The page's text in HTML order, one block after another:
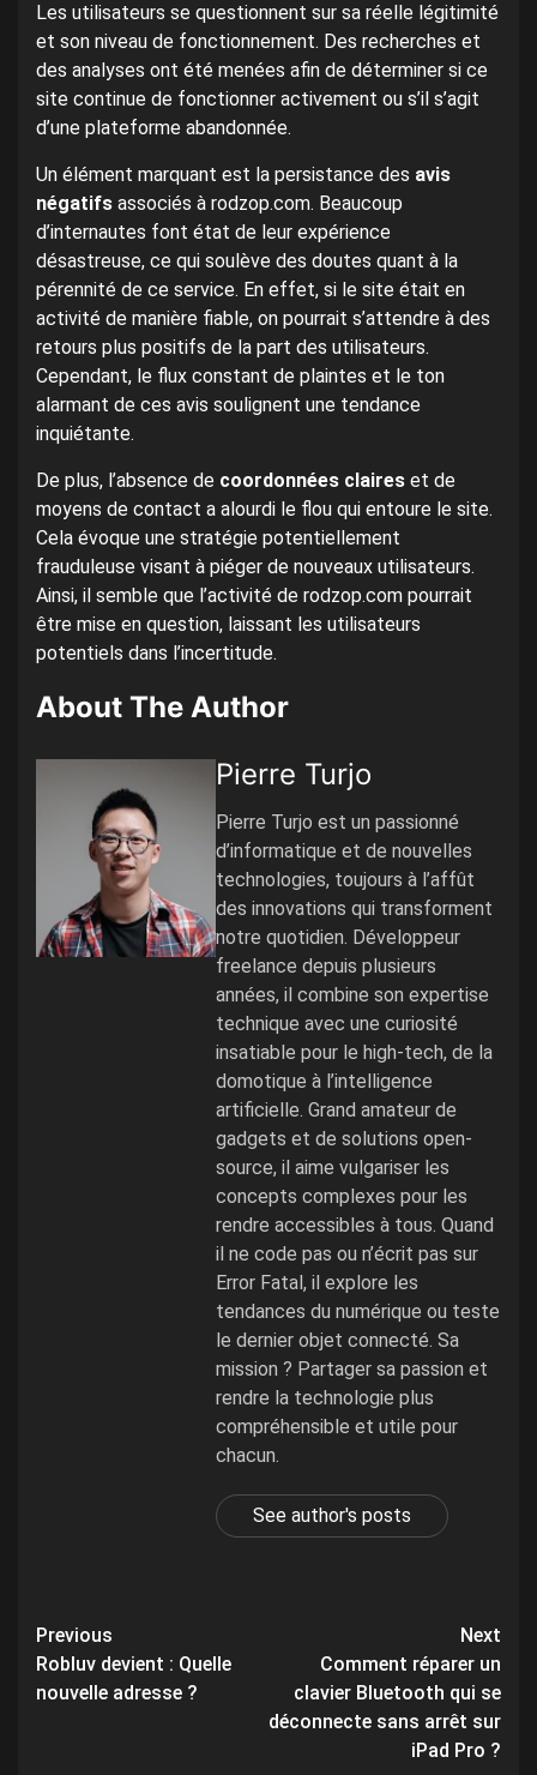
Les utilisateurs se questionnent sur sa réelle légitimité
et son niveau de fonctionnement. Des recherches et
des analyses ont été menées afin de déterminer si ce
site continue de fonctionner activement ou s’il s’agit
d’une plateforme abandonnée.
Un élément marquant est la persistance des avis
négatifs associés à rodzop.com. Beaucoup
d’internautes font état de leur expérience
désastreuse, ce qui soulève des doutes quant à la
pérennité de ce service. En effet, si le site était en
activité de manière fiable, on pourrait s’attendre à des
retours plus positifs de la part des utilisateurs.
Cependant, le flux constant de plaintes et le ton
alarmant de ces avis soulignent une tendance
inquiétante.
De plus, l’absence de coordonnées claires et de
moyens de contact a alourdi le flou qui entoure le site.
Cela évoque une stratégie potentiellement
frauduleuse visant à piéger de nouveaux utilisateurs.
Ainsi, il semble que l’activité de rodzop.com pourrait
être mise en question, laissant les utilisateurs
potentiels dans l’incertitude.
About The Author
Pierre Turjo
Pierre Turjo est un passionné
d’informatique et de nouvelles
technologies, toujours à l’affût
des innovations qui transforment
notre quotidien. Développeur
freelance depuis plusieurs
années, il combine son expertise
technique avec une curiosité
insatiable pour le high-tech, de la
domotique à l’intelligence
artificielle. Grand amateur de
gadgets et de solutions open-
source, il aime vulgariser les
concepts complexes pour les
rendre accessibles à tous. Quand
il ne code pas ou n’écrit pas sur
Error Fatal, il explore les
tendances du numérique ou teste
le dernier objet connecté. Sa
mission ? Partager sa passion et
rendre la technologie plus
compréhensible et utile pour
chacun.
See author's posts
Post
navigation
Previous
Robluv devient : Quelle
nouvelle adresse ?
Next
Comment réparer un
clavier Bluetooth qui se
déconnecte sans arrêt sur
iPad Pro ?